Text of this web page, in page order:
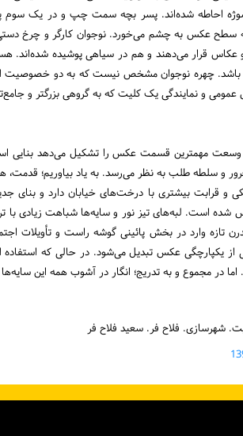
احاطه شده‌اند. پسر بچه سمت چپ و در یک سوم
سطح عکس به چشم می‌خورد. نوجوان کارگر و چرخ
قرار می‌دهند و هم در سیاهی پوشیده شده‌اند.
چهره نوجوان مشخص نیست که به دو خصوصیت
عمومی و نمایندگی یک کلیت که به گروهی بزرگتر و
وسعت مهمترین قسمت عکس را تشکیل می‌دهد بنایی است
و سلطه طلب به نظر می‌رسد. به یاد بیاوریم؛
و قرابت بیشتری با درخت‌های خیابان دارد و بنای
است. لبه‌های تیز نور و سایه‌ها شباهت زیادی با
تازه وارد در بخش پائینی گوشه راست و
از یکپارچگی عکس تبدیل می‌شود. در حالی که
در مجموع و به تدریج؛ انگار در آشوب همه این
شهرسازی. فلاح فر. سعید فلاح فر